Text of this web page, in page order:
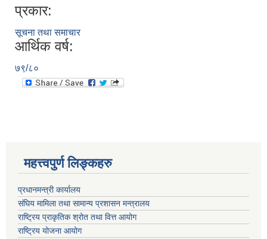
प्रकार:
सूचना तथा समाचार
आर्थिक वर्ष:
७९/८०
महत्त्वपुर्ण लिङ्कहरु
प्रधानमन्त्री कार्यालय
संघिय मामिला तथा सामान्य प्रशासन मन्त्रालय
राष्ट्रिय प्राकृतिक श्रोत तथा वित्त आयोग
राष्ट्रिय योजना आयोग